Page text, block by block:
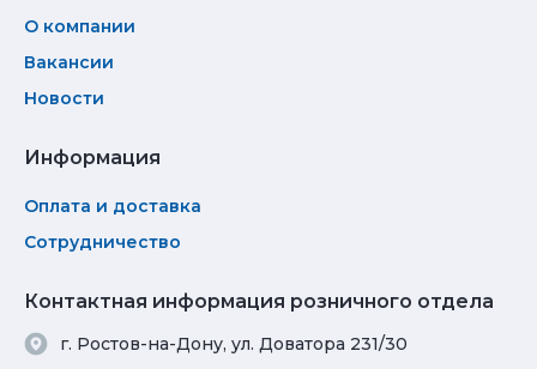
О компании
Вакансии
Новости
Информация
Оплата и доставка
Сотрудничество
Контактная информация розничного отдела
г. Ростов-на-Дону, ул. Доватора 231/30